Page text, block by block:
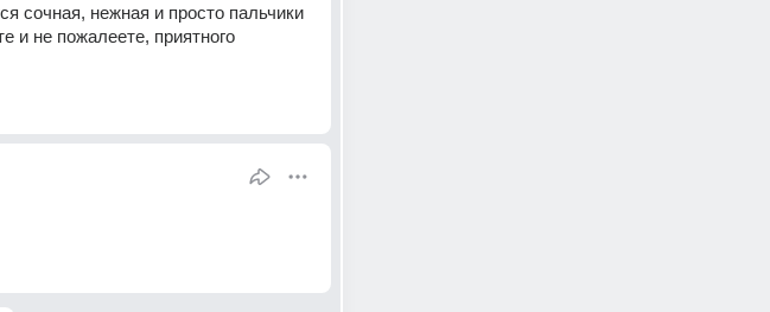
сочная, нежная и просто пальчики
и не пожалеете, приятного